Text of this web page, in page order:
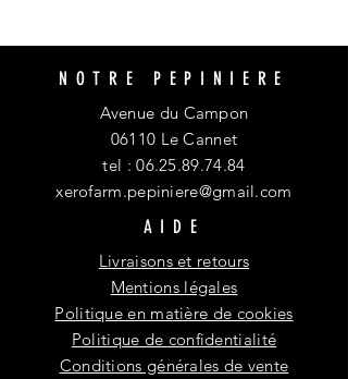
NOTRE PEPINIERE
Avenue du Campon
06110 Le Cannet
tel :06.25.89.74.84
xerofarm.pepiniere@gmail.com
AIDE
Livraisons et retours
Mentions légales
Politique en matière de cookies
Politique de confidentialité
Conditions générales de vente